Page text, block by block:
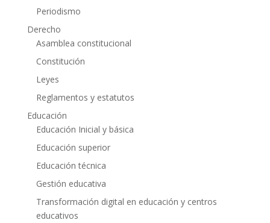
Periodismo
Derecho
Asamblea constitucional
Constitución
Leyes
Reglamentos y estatutos
Educación
Educación Inicial y básica
Educación superior
Educación técnica
Gestión educativa
Transformación digital en educación y centros
educativos